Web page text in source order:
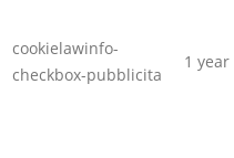
cookielawinfo-
checkbox-pubblicita
1 year